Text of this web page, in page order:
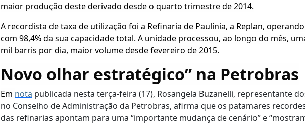
maior produção deste derivado desde o quarto trimestre de 2014.
A recordista de taxa de utilização foi a Refinaria de Paulínia, a Replan,
com 98,4% da sua capacidade total. A unidade processou, ao longo do mês,
mil barris por dia, maior volume desde fevereiro de 2015.
Novo olhar estratégico” na Petrobras
Em nota publicada nesta terça-feira (17), Rosangela Buzanelli, representante
no Conselho de Administração da Petrobras, afirma que os patamares
das refinarias apontam para uma “importante mudança de cenário” e